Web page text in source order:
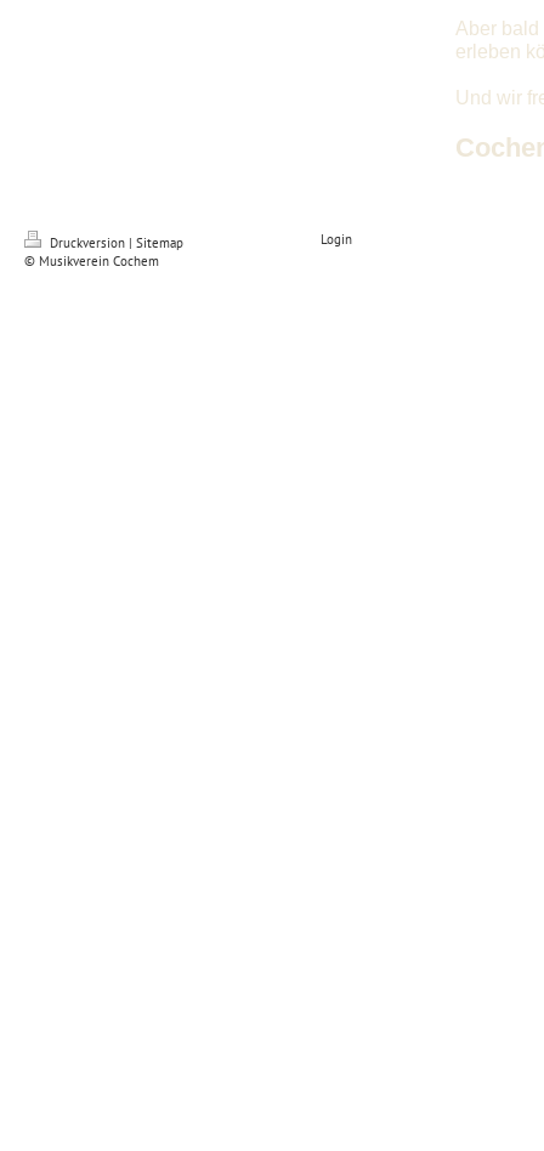
Aber bald
erleben
Und wir
Druckversion | Sitemap
© Musikverein Cochem
Login